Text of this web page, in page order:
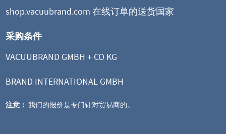
shop.vacuubrand.com 在线订单的送货国家
采购条件
VACUUBRAND GMBH + CO KG
BRAND INTERNATIONAL GMBH
注意： 我们的报价是专门针对贸易商的。